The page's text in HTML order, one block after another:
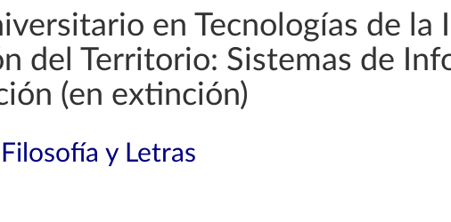
en Tecnologías de
del Territorio: Sistemas de
(en extinción)
y Letras